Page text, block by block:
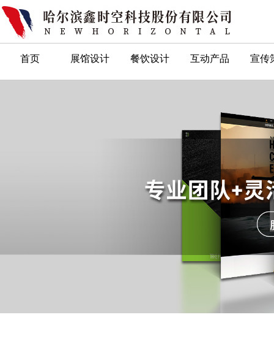
首页 展馆设计 餐饮设计 互动产品 宣传